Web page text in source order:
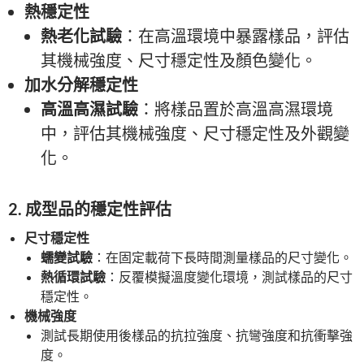
熱穩定性
熱老化試驗：在高溫環境中暴露樣品，評估
其機械強度、尺寸穩定性及顏色變化。
加水分解穩定性
高溫高濕試驗：將樣品置於高溫高濕環境
中，評估其機械強度、尺寸穩定性及外觀變
化。
2. 成型品的穩定性評估
尺寸穩定性
蠕變試驗 ：在固定載荷下長時間測量樣品的尺寸變化。
熱循環試驗 ：反覆模擬溫度變化環境，測試樣品的尺寸
穩定性。
機械強度
測試長期使用後樣品的抗拉強度、抗彎強度和抗衝擊強
度。